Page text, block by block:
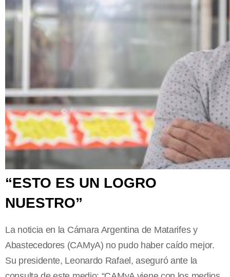
“ESTO ES UN LOGRO
NUESTRO”
La noticia en la Cámara Argentina de Matarifes y
Abastecedores (CAMyA) no pudo haber caído mejor.
Su presidente, Leonardo Rafael, aseguró ante la